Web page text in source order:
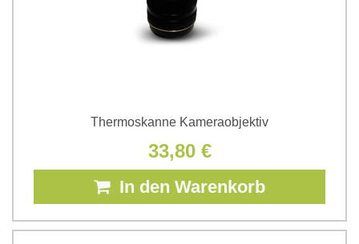
Thermoskanne Kameraobjektiv
33,80 €
In den Warenkorb